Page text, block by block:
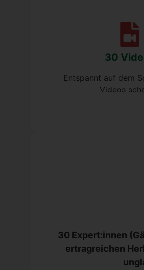
30
Ent­spannt auf dem
Vide­os
30 Expert:innen
ertrag­rei­chen